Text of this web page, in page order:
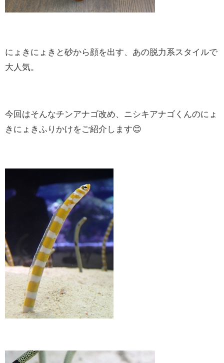
にょきにょきと砂から顔を出す、あの脱力系スタイルで
大人気。
今回はそんなチンアナゴ改め、ニシキアナゴくんのにょ
きにょきふりかけをご紹介します😊